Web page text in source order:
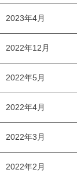
2023年4月
2022年12月
2022年5月
2022年4月
2022年3月
2022年2月